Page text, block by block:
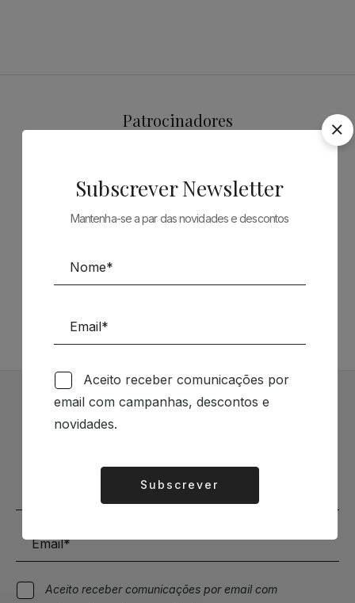
Patrocinadores
Siga-nos nas Redes Sociais
Subscrever Newsletter
Aceito receber comunicações por email com
Subscrever Newsletter
Mantenha-se a par das novidades e descontos
Aceito receber comunicações por
email com campanhas, descontos e
novidades.
Subscrever